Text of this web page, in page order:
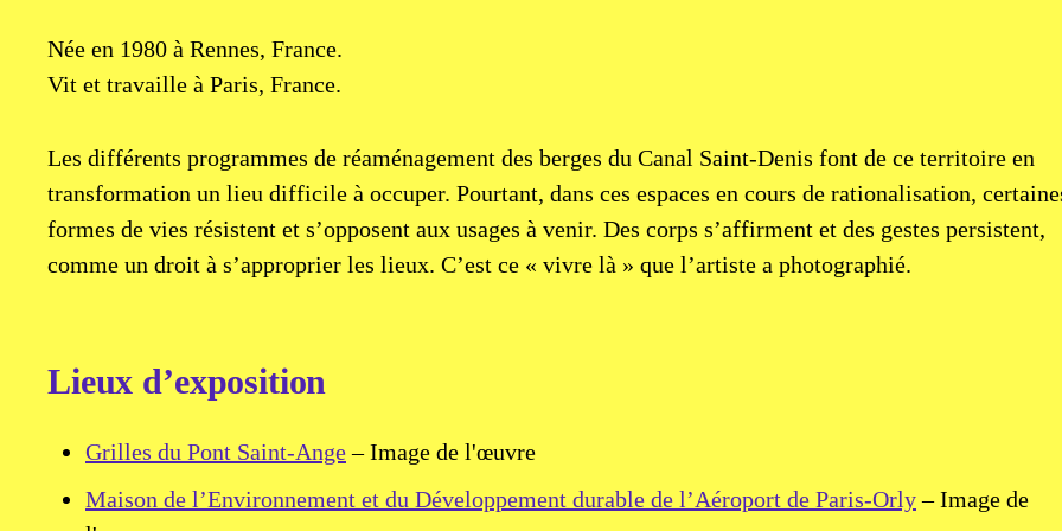
Née en 1980 à Rennes, France.
Vit et travaille à Paris, France.
Les différents programmes de réaménagement des berges du Canal Saint-Denis font de ce territoire en
transformation un lieu difficile à occuper. Pourtant, dans ces espaces en cours de rationalisation,
formes de vies résistent et s’opposent aux usages à venir. Des corps s’affirment et des gestes persistent,
comme un droit à s’approprier les lieux. C’est ce « vivre là » que l’artiste a photographié.
Lieux d’exposition
Grilles du Pont Saint-Ange– Image de l'œuvre
Maison de l’Environnement et du Développement durable de l’Aéroport de Paris-Orly– Image de